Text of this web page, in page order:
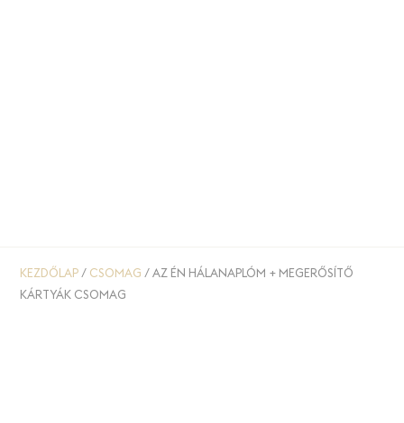
KEZDŐLAP/ CSOMAG / AZ ÉN HÁLANAPLÓM + MEGERŐSÍTŐ
KÁRTYÁK CSOMAG